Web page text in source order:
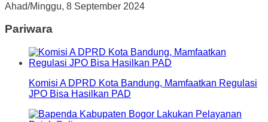
Ahad/Minggu, 8 September 2024
Pariwara
Komisi A DPRD Kota Bandung, Mamfaatkan Regulasi
JPO Bisa Hasilkan PAD